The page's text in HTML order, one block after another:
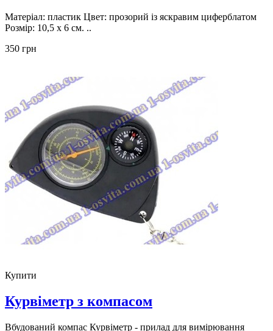
Матеріал: пластик Цвет: прозорий із яскравим циферблатом
Розмір: 10,5 х 6 см. ..
350 грн
Купити
Курвіметр з компасом
Вбудований компас Курвіметр - прилад для вимірювання